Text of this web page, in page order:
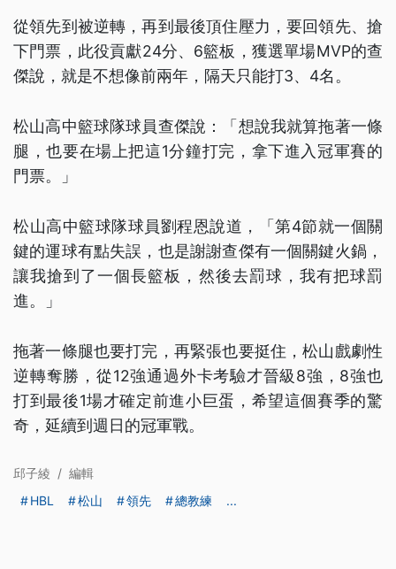
從領先到被逆轉，再到最後頂住壓力，要回領先、搶
下門票，此役貢獻24分、6籃板，獲選單場MVP的查
傑說，就是不想像前兩年，隔天只能打3、4名。
松山高中籃球隊球員查傑說：「想說我就算拖著一條
腿，也要在場上把這1分鐘打完，拿下進入冠軍賽的
門票。」
松山高中籃球隊球員劉程恩說道，「第4節就一個關
鍵的運球有點失誤，也是謝謝查傑有一個關鍵火鍋，
讓我搶到了一個長籃板，然後去罰球，我有把球罰
進。」
拖著一條腿也要打完，再緊張也要挺住，松山戲劇性
逆轉奪勝，從12強通過外卡考驗才晉級8強，8強也
打到最後1場才確定前進小巨蛋，希望這個賽季的驚
奇，延續到週日的冠軍戰。
邱子綾 / 編輯
HBL
松山 領先 總教練 ...